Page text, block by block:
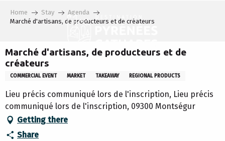
Home Stay
Agenda
Marché d'artisans, de producteurs et de créateurs
Marché d'artisans, de producteurs et de
créateurs
COMMERCIAL EVENT MARKET TAKEAWAY REGIONAL PRODUCTS
Lieu précis communiqué lors de l'inscription, Lieu précis
communiqué lors de l'inscription, 09300 Montségur
Getting there
Share